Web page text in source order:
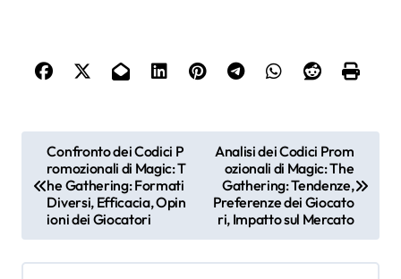
t
n
Confronto dei Codici P
romozionali di Magic: T
he Gathering: Formati
Diversi, Efficacia, Opin
ioni dei Giocatori
Analisi dei Codici Prom
ozionali di Magic: The
Gathering: Tendenze,
Preferenze dei Giocato
ri, Impatto sul Mercato